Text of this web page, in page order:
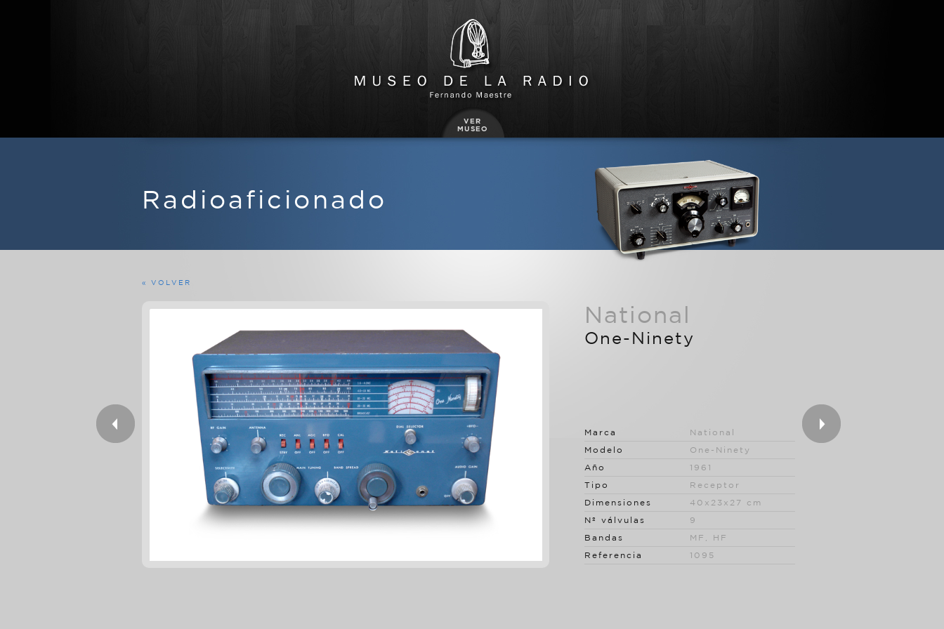
EQUIPOS FERMAX
MARINOS
Radioaficionado
« VOLVER
National
One-Ninety
Marca
National
Modelo
One-Ninety
Año
1961
Tipo
Receptor
Dimensiones
40x23x27 cm
Nº válvulas
9
Bandas
MF, HF
Referencia
1095